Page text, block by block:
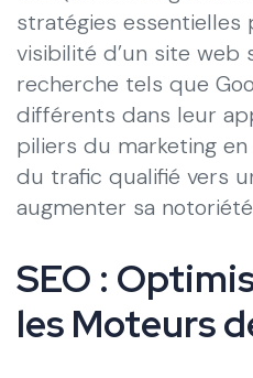
stratégies essentielles
visibilité d’un site
recherche tels que
différents dans leur
piliers du marketing
du trafic qualifié vers
augmenter sa
SEO :
les Moteurs